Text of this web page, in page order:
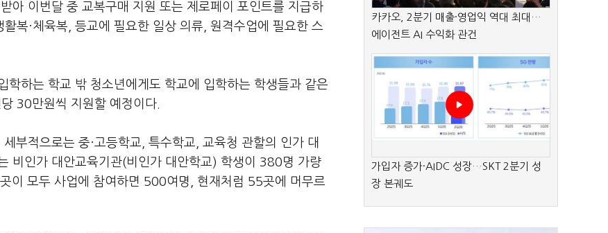
아 이번달 중 교복구매 지원 또는 제로페이 포인트를 지급하
복·체육복, 등교에 필요한 일상 의류, 원격수업에 필요한 스
하는 학교 밖 청소년에게도 학교에 입학하는 학생들과 같은
30만원씩 지원할 예정이다.
부적으로는 중·고등학교, 특수학교, 교육청 관할의 인가 대
비인가 대안교육기관(비인가 대안학교) 학생이 380명 가량
이 모두 사업에 참여하면 500여명, 현재처럼 55곳에 머무르
카카오, 2분기 매출·영업익 역대 최대…
에이전트 AI 수익화 관건
가입자 증가·AIDC 성장…SKT 2분기 성
장 본궤도